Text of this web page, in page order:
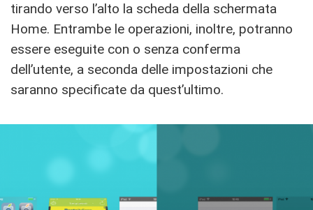
tirando verso l’alto la scheda della schermata
Home. Entrambe le operazioni, inoltre, potranno
essere eseguite con o senza conferma
dell’utente, a seconda delle impostazioni che
saranno specificate da quest’ultimo.